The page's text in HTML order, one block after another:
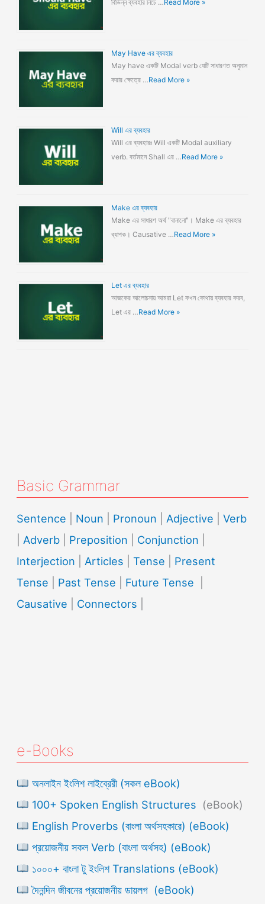
বিভিন্ন ব্যবহার নিচে … Read More »
May Have এর ব্যবহার
May have একটি Modal verb যেটি সাধারণত অনুমান
করার ক্ষেত্রে …Read More »
Will এর ব্যবহার
Will এর ব্যবহারঃ Will একটি Modal auxiliary
verb. বর্তমানে Shall এর …Read More »
Make এর ব্যবহার
Make এর সাধারণ অর্থ "বানানো"। Make এর ব্যবহার
ব্যাপক। Causative …Read More »
Let এর ব্যবহার
আজকের আলোচনায় আমরা Let কখন কোথায় ব্যবহার করব,
Let এর …Read More »
Basic Grammar
Sentence Noun Pronoun Adjective |Verb
Adverb Preposition Conjunction
Interjection
Articles |Tense
Present
Tense
Past Tense Future Tense
Causative
Connectors
e-Books
অনলাইন ইংলিশ লাইব্রেরী (সকল eBook)
100+ Spoken English Structures (eBook)
English Proverbs (বাংলা অর্থসহকারে) (eBook)
প্রয়োজনীয় সকল Verb (বাংলা অর্থসহ) (eBook)
১০০০+ বাংলা টু ইংলিশ Translations (eBook)
দৈনন্দিন জীবনের প্রয়োজনীয় ডায়লগ (eBook)